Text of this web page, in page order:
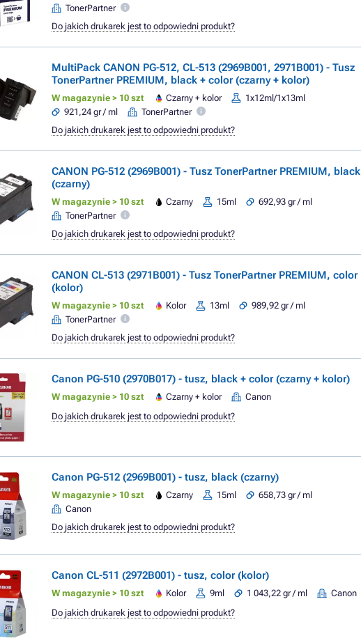
TonerPartner
Do jakich drukarek jest to odpowiedni produkt?
MultiPack CANON PG-512, CL-513 (2969B001, 2971B001) - Tusz
TonerPartner PREMIUM, black + color (czarny + kolor)
W magazynie > 10 szt Czarny + kolor
1x12ml/1x13ml
921,24 gr / ml
TonerPartner
Do jakich drukarek jest to odpowiedni produkt?
CANON PG-512 (2969B001) - Tusz TonerPartner PREMIUM, black
(czarny)
W magazynie > 10 szt Czarny 15ml
692,93 gr / ml
TonerPartner
Do jakich drukarek jest to odpowiedni produkt?
CANON CL-513 (2971B001) - Tusz TonerPartner PREMIUM, color
(kolor)
W magazynie > 10 szt Kolor 13ml
989,92 gr / ml
TonerPartner
Do jakich drukarek jest to odpowiedni produkt?
Canon PG-510 (2970B017) - tusz, black + color (czarny + kolor)
W magazynie > 10 szt Czarny + kolor Canon
Do jakich drukarek jest to odpowiedni produkt?
Canon PG-512 (2969B001) - tusz, black (czarny)
W magazynie > 10 szt Czarny 15ml
658,73 gr / ml
Canon
Do jakich drukarek jest to odpowiedni produkt?
Canon CL-511 (2972B001) - tusz, color (kolor)
W magazynie > 10 szt Kolor 9ml 1 043,22 gr / ml Canon
Do jakich drukarek jest to odpowiedni produkt?